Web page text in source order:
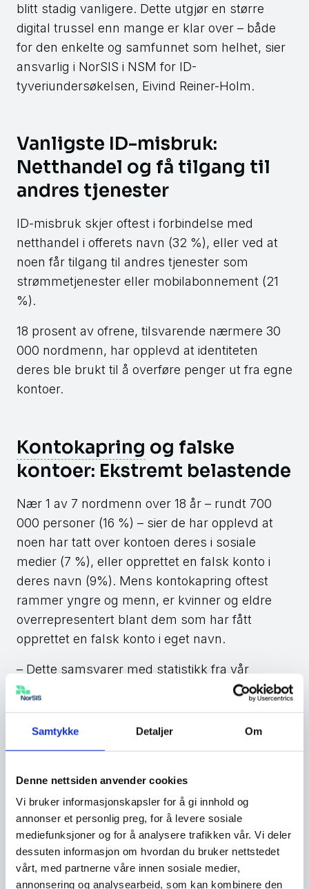
Samtykke Detaljer Om
Denne nettsiden anvender cookies
Vi bruker informasjonskapsler for å gi innhold og
annonser et personlig preg, for å levere sosiale
mediefunksjoner og for å analysere trafikken vår. Vi deler
dessuten informasjon om hvordan du bruker nettstedet
vårt, med partnerne våre innen sosiale medier,
annonsering og analysearbeid, som kan kombinere den
blitt stadig vanligere. Dette utgjør en større
digital trussel enn mange er klar over – både
for den enkelte og samfunnet som helhet, sier
ansvarlig i NorSIS i NSM for ID-
tyveriundersøkelsen, Eivind Reiner-Holm.
Vanligste ID-misbruk:
Netthandel og få tilgang til
andres tjenester
ID-misbruk skjer oftest i forbindelse med
netthandel i offerets navn (32 %), eller ved at
noen får tilgang til andres tjenester som
strømmetjenester eller mobilabonnement (21
%).
18 prosent av ofrene, tilsvarende nærmere 30
000 nordmenn, har opplevd at identiteten
deres ble brukt til å overføre penger ut fra egne
kontoer.
Kontokapring og falske
kontoer: Ekstremt belastende
Nær 1 av 7 nordmenn over 18 år – rundt 700
000 personer (16 %) – sier de har opplevd at
noen har tatt over kontoen deres i sosiale
medier (7 %), eller opprettet en falsk konto i
deres navn (9%). Mens kontokapring oftest
rammer yngre og menn, er kvinner og eldre
overrepresentert blant dem som har fått
opprettet en falsk konto i eget navn.
– Dette samsvarer med statistikk fra vår
rådgivningstjeneste Slettmeg.no, der
14 prosent av alle de tusenvis av forespørslene
vi mottar. Det er en altfor vanlig form for ID-
samtidig kan forebygges med enkle tiltak, sier
Reiner-Holm.
Når kriminelle kaprer eller oppretter falske
kontoer, er det ofte starten på ID-tyveri og
økonomisk svindel. Den stjålne identiteten